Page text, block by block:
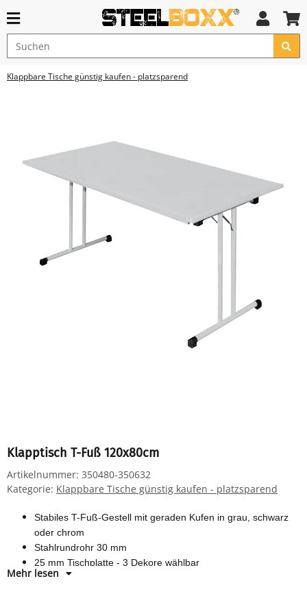
Klappbare Tische günstig kaufen - platzsparend
Klapptisch T-Fuß 120x80cm
Artikelnummer: 350480-350632
Kategorie: Klappbare Tische günstig kaufen - platzsparend
Stabiles T-Fuß-Gestell mit geraden Kufen in grau, schwarz
oder chrom
Stahlrundrohr 30 mm
25 mm Tischplatte - 3 Dekore wählbar
Komplett montiert - Nur noch aufklappen und fertig.
Mehr lesen